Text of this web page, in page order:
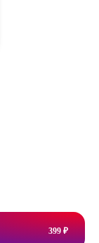
399 ₽